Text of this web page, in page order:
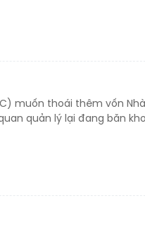
muốn thoái thêm vốn
quản lý lại đang băn